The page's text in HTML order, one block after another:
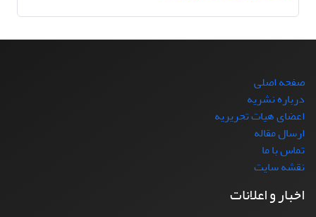
صفحه اصلی
درباره نشریه
اعضای هیات تحریریه
ارسال مقاله
تماس با ما
نقشه سایت
اخبار و اعلانات